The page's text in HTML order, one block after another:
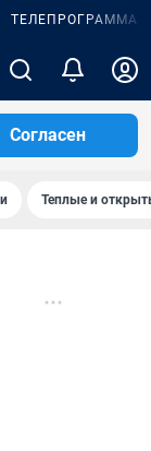
ТЕЛЕПРОГРАММА
Согласен
Теплые и